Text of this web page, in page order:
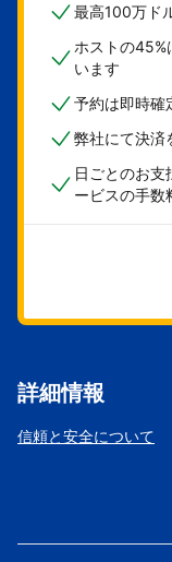
最高100万ド
ホストの45%
います
予約は即時確
弊社にて決済
日ごとのお
ービスの手数
詳細情報
信頼と安全について